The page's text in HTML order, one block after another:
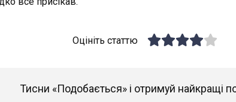
Оцініть статтю
Тисни «Подобається» і отримуй найкращі